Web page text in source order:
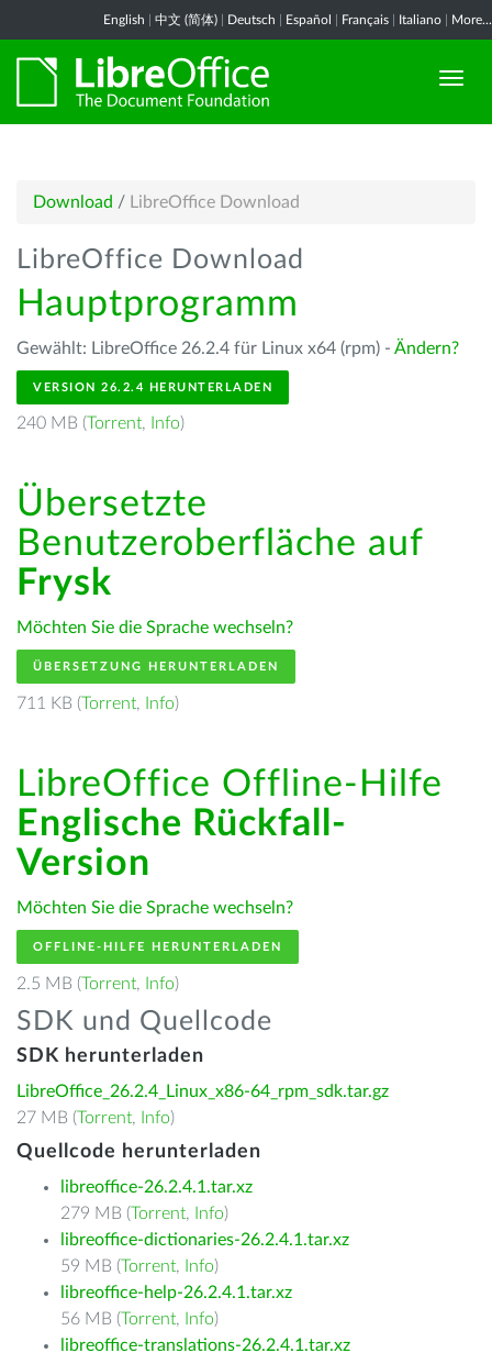
English 中文 (简体) Deutsch Español Français Italiano More...
Download / LibreOffice Download
LibreOffice Download
Hauptprogramm
Gewählt: LibreOffice 26.2.4 für Linux x64 (rpm) - Ändern?
VERSION 26.2.4 HERUNTERLADEN
240 MB (Torrent, Info)
Übersetzte
Benutzeroberfläche auf
Frysk
Möchten Sie die Sprache wechseln?
ÜBERSETZUNG HERUNTERLADEN
711 KB (Torrent, Info)
LibreOffice Offline-Hilfe
Englische Rückfall-
Version
Möchten Sie die Sprache wechseln?
OFFLINE-HILFE HERUNTERLADEN
2.5 MB (Torrent, Info)
SDK und Quellcode
SDK herunterladen
LibreOffice_26.2.4_Linux_x86-64_rpm_sdk.tar.gz
27 MB (Torrent, Info)
Quellcode herunterladen
libreoffice-26.2.4.1.tar.xz
279 MB (Torrent, Info)
libreoffice-dictionaries-26.2.4.1.tar.xz
59 MB (Torrent, Info)
libreoffice-help-26.2.4.1.tar.xz
56 MB (Torrent, Info)
libreoffice-translations-26.2.4.1.tar.xz